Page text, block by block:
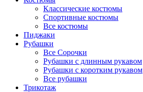
Классические костюмы
Спортивные костюмы
Все костюмы
Пиджаки
Рубашки
Все Сорочки
Рубашки с длинным рукавом
Рубашки с коротким рукавом
Все рубашки
Трикотаж